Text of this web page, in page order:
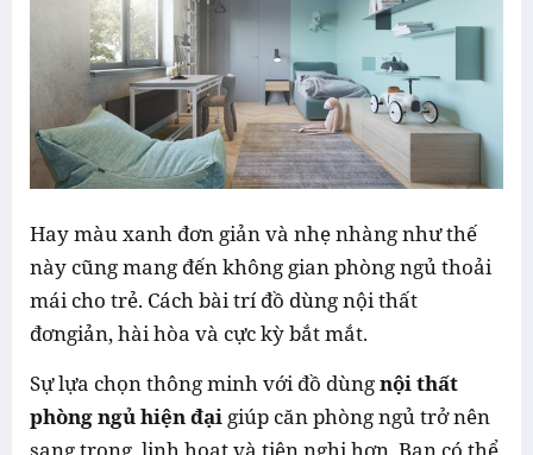
Hay màu xanh đơn giản và nhẹ nhàng như thế
này cũng mang đến không gian phòng ngủ thoải
mái cho trẻ. Cách bài trí đồ dùng nội thất
đơngiản, hài hòa và cực kỳ bắt mắt.
Sự lựa chọn thông minh với đồ dùngnội thất
phòng ngủ hiện đại giúp căn phòng ngủ trở nên